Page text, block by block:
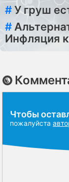
#У груш
#
Инфляция
Чтобы
пожалуйста